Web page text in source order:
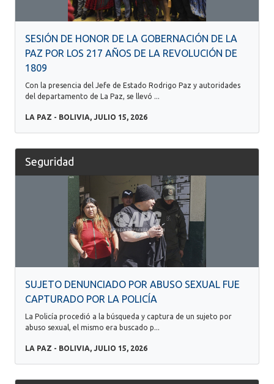
SESIÓN DE HONOR DE LA GOBERNACIÓN DE LA
PAZ POR LOS 217 AÑOS DE LA REVOLUCIÓN DE
1809
Con la presencia del Jefe de Estado Rodrigo Paz y autoridades
del departamento de La Paz, se llevó ...
LA PAZ - BOLIVIA, JULIO 15, 2026
Seguridad
SUJETO DENUNCIADO POR ABUSO SEXUAL FUE
CAPTURADO POR LA POLICÍA
La Policía procedió a la búsqueda y captura de un sujeto por
abuso sexual, el mismo era buscado p...
LA PAZ - BOLIVIA, JULIO 15, 2026